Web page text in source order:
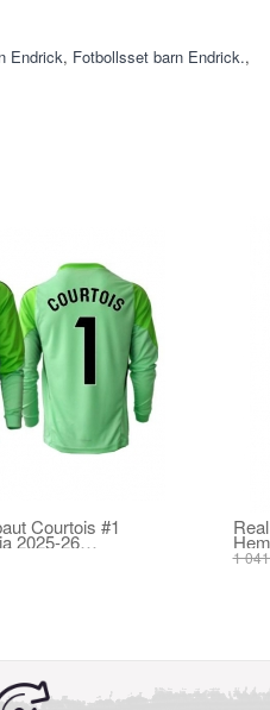
Endrick, Fotbollsset barn Endrick.,
Courtois #1
2025-26
1